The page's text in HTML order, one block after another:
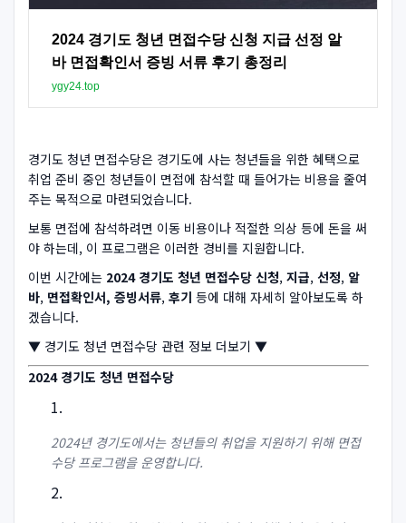
2024 경기도 청년 면접수당 신청 지급 선정 알
바 면접확인서 증빙 서류 후기 총정리
ygy24.top
경기도 청년 면접수당은 경기도에 사는 청년들을 위한 혜택으로
취업 준비 중인 청년들이 면접에 참석할 때 들어가는 비용을 줄여
주는 목적으로 마련되었습니다.
보통 면접에 참석하려면 이동 비용이나 적절한 의상 등에 돈을 써
야 하는데, 이 프로그램은 이러한 경비를 지원합니다.
이번 시간에는 2024 경기도 청년 면접수당 신청, 지급, 선정, 알
바, 면접확인서, 증빙서류, 후기 등에 대해 자세히 알아보도록 하
겠습니다.
▼ 경기도 청년 면접수당 관련 정보 더보기 ▼
2024 경기도 청년 면접수당
2024년 경기도에서는 청년들의 취업을 지원하기 위해 면접
수당 프로그램을 운영합니다.